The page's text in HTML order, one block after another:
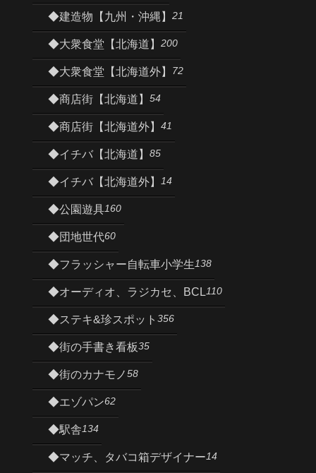
◆建造物【九州・沖縄】 21
◆大衆食堂【北海道】 200
◆大衆食堂【北海道外】 72
◆商店街【北海道】 54
◆商店街【北海道外】 41
◆イチバ【北海道】 85
◆イチバ【北海道外】 14
◆公園遊具160
◆団地世代60
◆フラッシャー自転車小学生138
◆オーディオ、ラジカセ、BCL110
◆ステキ&珍スポット 356
◆街の手書き看板35
◆街のカナモノ58
◆エゾパン62
◆駅舎134
◆マッチ、タバコ箱デザイナー14